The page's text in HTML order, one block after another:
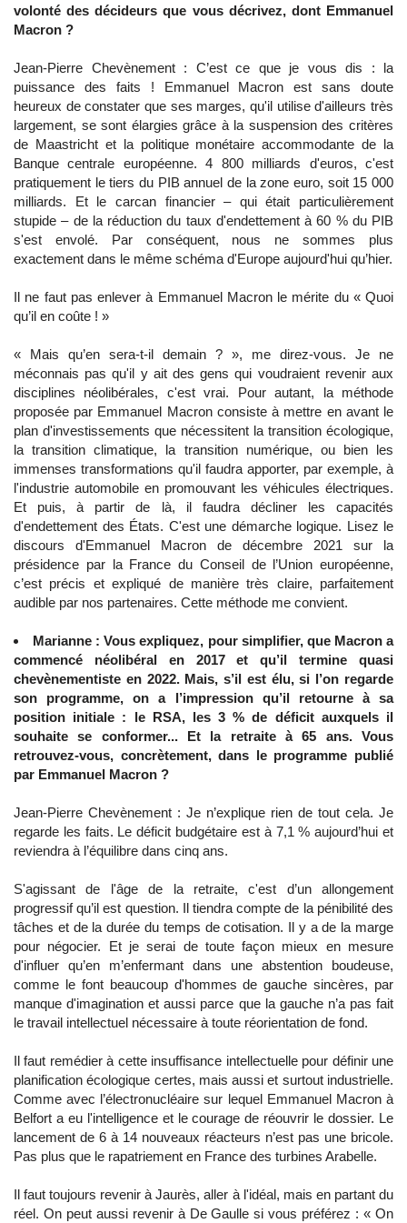
volonté des décideurs que vous décrivez, dont Emmanuel
Macron ?
Jean-Pierre Chevènement : C’est ce que je vous dis : la
puissance des faits ! Emmanuel Macron est sans doute
heureux de constater que ses marges, qu'il utilise d'ailleurs très
largement, se sont élargies grâce à la suspension des critères
de Maastricht et la politique monétaire accommodante de la
Banque centrale européenne. 4 800 milliards d'euros, c'est
pratiquement le tiers du PIB annuel de la zone euro, soit 15 000
milliards. Et le carcan financier – qui était particulièrement
stupide – de la réduction du taux d'endettement à 60 % du PIB
s'est envolé. Par conséquent, nous ne sommes plus
exactement dans le même schéma d'Europe aujourd'hui qu’hier.
Il ne faut pas enlever à Emmanuel Macron le mérite du « Quoi
qu’il en coûte ! »
« Mais qu’en sera-t-il demain ? », me direz-vous. Je ne
méconnais pas qu'il y ait des gens qui voudraient revenir aux
disciplines néolibérales, c'est vrai. Pour autant, la méthode
proposée par Emmanuel Macron consiste à mettre en avant le
plan d'investissements que nécessitent la transition écologique,
la transition climatique, la transition numérique, ou bien les
immenses transformations qu'il faudra apporter, par exemple, à
l'industrie automobile en promouvant les véhicules électriques.
Et puis, à partir de là, il faudra décliner les capacités
d'endettement des États. C'est une démarche logique. Lisez le
discours d'Emmanuel Macron de décembre 2021 sur la
présidence par la France du Conseil de l’Union européenne,
c’est précis et expliqué de manière très claire, parfaitement
audible par nos partenaires. Cette méthode me convient.
Marianne : Vous expliquez, pour simplifier, que Macron a
commencé néolibéral en 2017 et qu’il termine quasi
chevènementiste en 2022. Mais, s’il est élu, si l’on regarde
son programme, on a l’impression qu’il retourne à sa
position initiale : le RSA, les 3 % de déficit auxquels il
souhaite se conformer... Et la retraite à 65 ans. Vous
retrouvez-vous, concrètement, dans le programme publié
par Emmanuel Macron ?
Jean-Pierre Chevènement : Je n’explique rien de tout cela. Je
regarde les faits. Le déficit budgétaire est à 7,1 % aujourd’hui et
reviendra à l’équilibre dans cinq ans.
S'agissant de l'âge de la retraite, c'est d’un allongement
progressif qu’il est question. Il tiendra compte de la pénibilité des
tâches et de la durée du temps de cotisation. Il y a de la marge
pour négocier. Et je serai de toute façon mieux en mesure
d'influer qu’en m’enfermant dans une abstention boudeuse,
comme le font beaucoup d'hommes de gauche sincères, par
manque d'imagination et aussi parce que la gauche n’a pas fait
le travail intellectuel nécessaire à toute réorientation de fond.
Il faut remédier à cette insuffisance intellectuelle pour définir une
planification écologique certes, mais aussi et surtout industrielle.
Comme avec l’électronucléaire sur lequel Emmanuel Macron à
Belfort a eu l'intelligence et le courage de réouvrir le dossier. Le
lancement de 6 à 14 nouveaux réacteurs n’est pas une bricole.
Pas plus que le rapatriement en France des turbines Arabelle.
Il faut toujours revenir à Jaurès, aller à l'idéal, mais en partant du
réel. On peut aussi revenir à De Gaulle si vous préférez : « On